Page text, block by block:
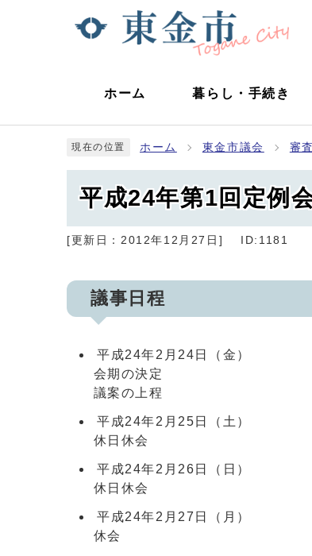
ホーム 暮らし ・ 手続き
現在の位置 ホーム 東金市議会 審
平成24年第1回定例
[更新日： 2012年12月27日 ] ID:1181
議事日程
平成24年2月24日（金）
会期の決定
議案の上程
平成24年2月25日（土）
休日休会
平成24年2月26日（日）
休日休会
平成24年2月27日（月）
休会